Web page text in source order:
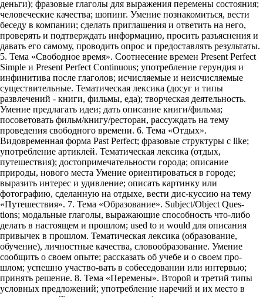
деньги); фразовые глаголы для выражения перемены состояния;
человеческие качества; шопинг. Умение познакомиться, вести
беседу в компании; сделать приглашения и ответить на него,
проверять и подтверждать информацию, просить разъяснения и
давать его самому, проводить опрос и предоставлять результаты.
5. Тема «Свободное время». Соотнесение времен Present Perfect
Simple и Present Perfect Continuous; употребление герундия и
инфинитива после глаголов; исчисляемые и неисчисляемые
существительные. Тематическая лексика (досуг и типы
развлечений - книги, фильмы, еда); творческая деятельность.
Умение предлагать идеи; дать описание книги/фильма;
посоветовать фильм/книгу/ресторан, рассуждать на тему
проведения свободного времени. 6. Тема «Отдых».
Видовременная форма Past Perfect; фразовые структуры с like;
употребление артиклей. Тематическая лексика (отдых,
путешествия); достопримечательности города; описание
природы, нового места Умение ориентироваться в городе;
выразить интерес и удивление; описать картинку или
фотографию, сделанную на отдыхе, вести дис-куссию на тему
«Путешествия». 7. Тема «Образование». Subject/Object Ques-
tions; модальные глаголы, выражающие способность что-либо
делать в настоящем и прошлом; used to и would для описания
привычек в прошлом. Тематическая лексика (образование,
обучение), личностные качества, словообразование. Умение
сообщить о своем опыте; рассказать об учебе и о своем про-
шлом; успешно участво-вать в собеседовании или интервью;
принять решение. 8. Тема «Перемены». Второй и третий типы
условных предложений; употребление наречий и их место в